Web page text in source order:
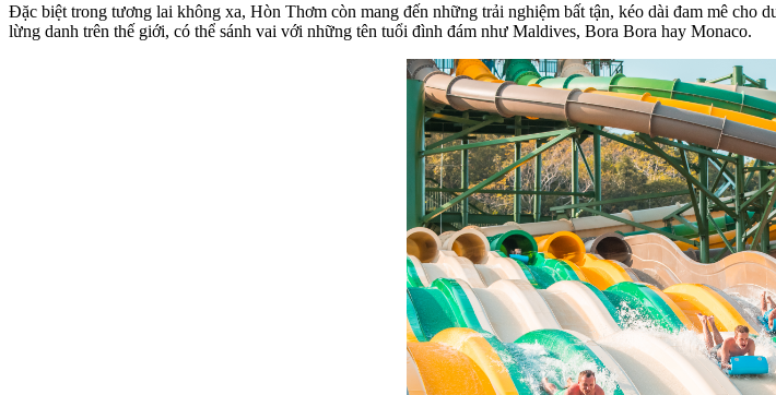
Đặc biệt trong tương lai không xa, Hòn Thơm còn mang đến những trải nghiệm bất tận, kéo dài đam mê
lừng danh trên thế giới, có thể sánh vai với những tên tuổi đình đám như Maldives, Bora Bora hay Monaco.